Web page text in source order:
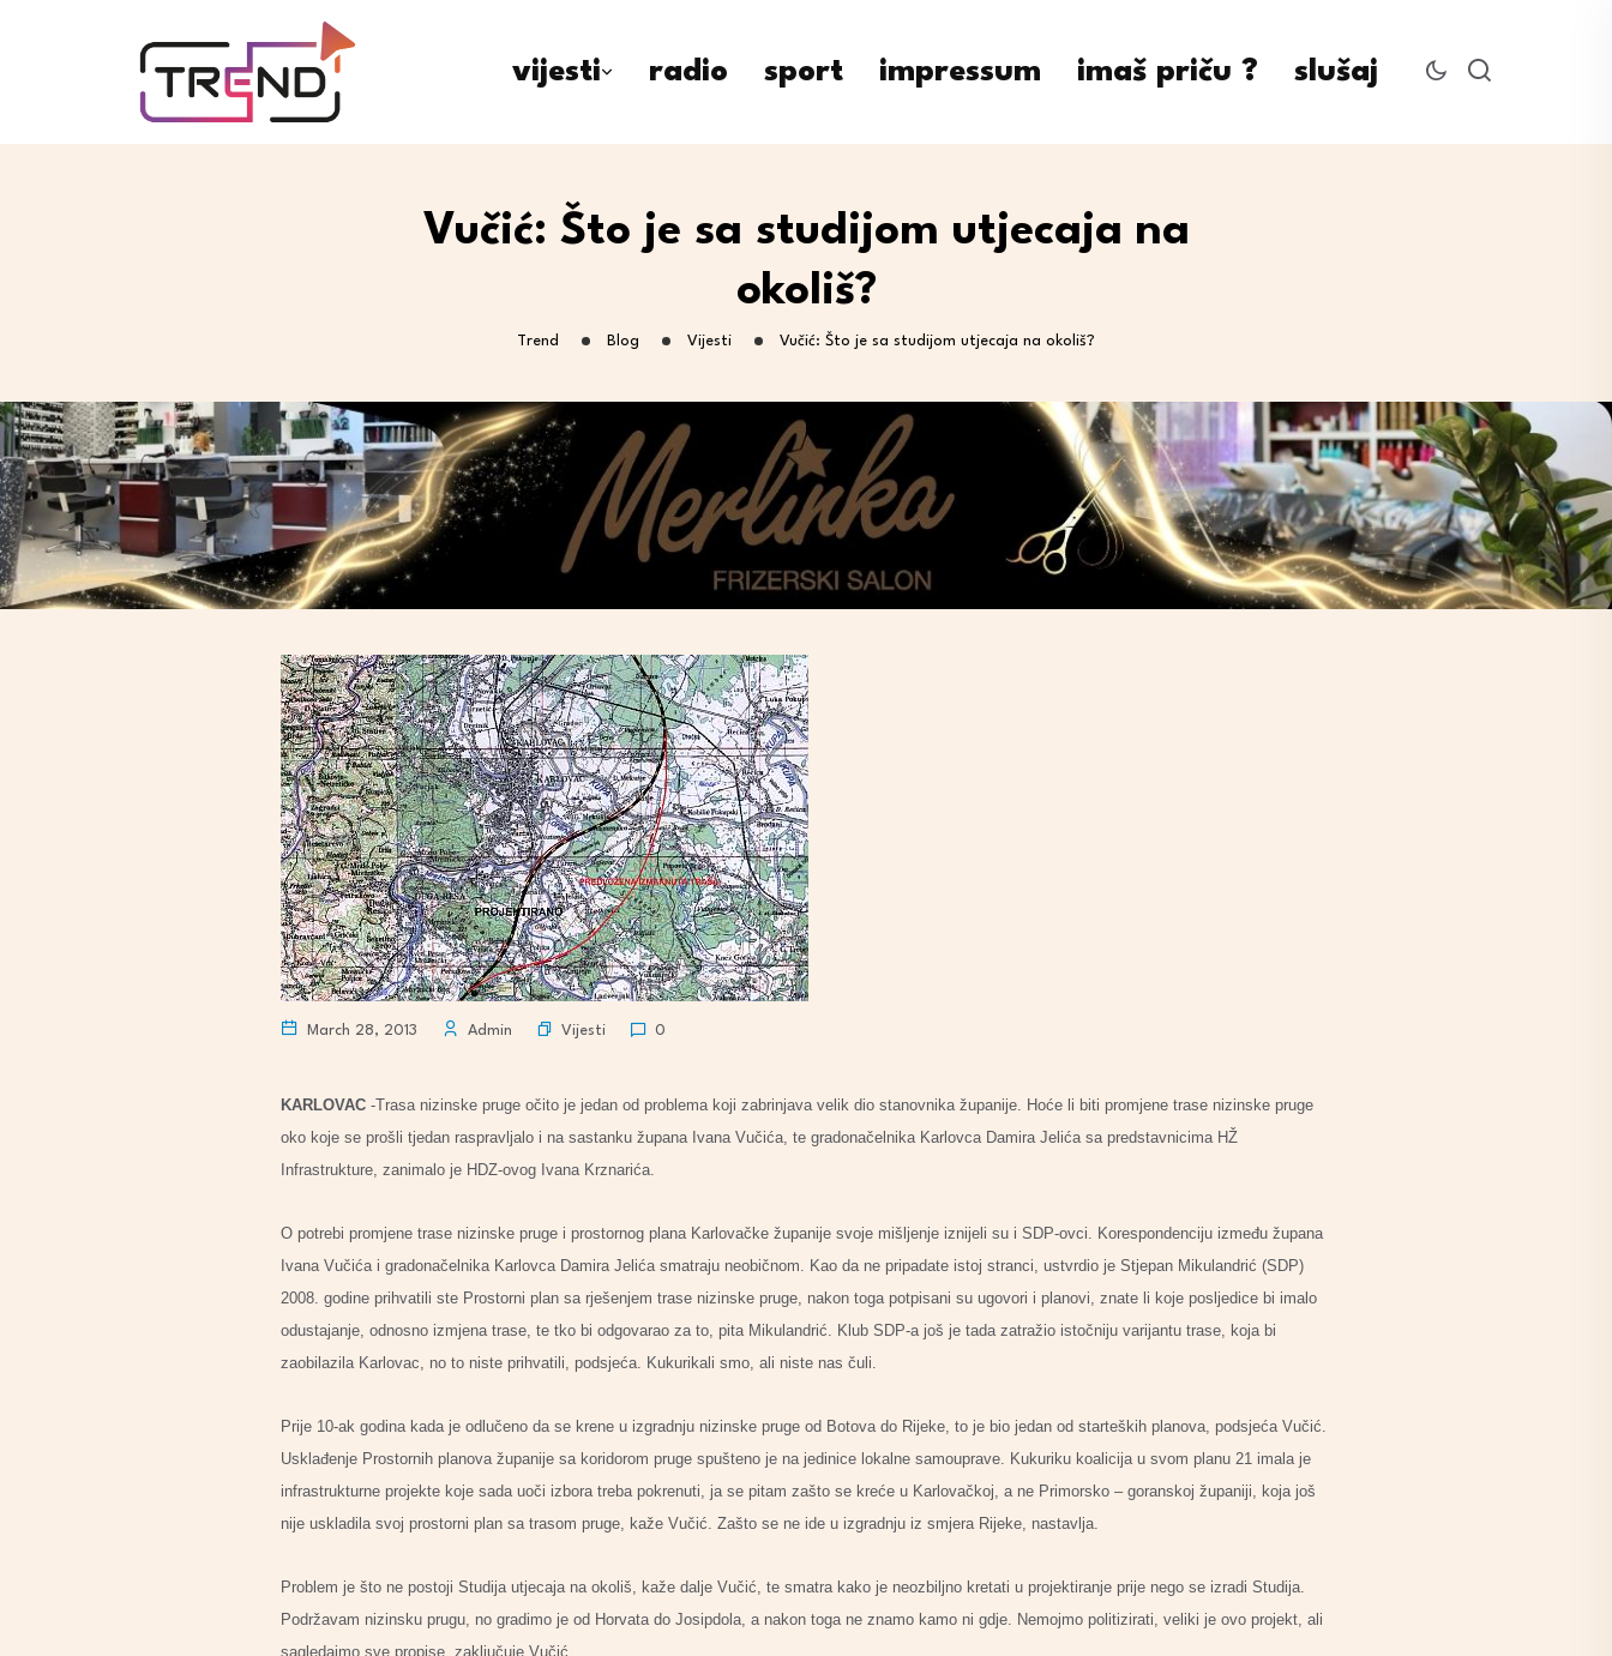
vijesti radio sport impressum imaš priču ? slušaj
Vučić: Što je sa studijom utjecaja na
okoliš?
Trend Blog Vijesti Vučić: Što je sa studijom utjecaja na okoliš?
March 28, 2013 Admin Vijesti 0
KARLOVAC -Trasa nizinske pruge očito je jedan od problema koji zabrinjava velik dio stanovnika županije. Hoće li biti promjene trase nizinske pruge
oko koje se prošli tjedan raspravljalo i na sastanku župana Ivana Vučića, te gradonačelnika Karlovca Damira Jelića sa predstavnicima HŽ
Infrastrukture, zanimalo je HDZ-ovog Ivana Krznarića.
O potrebi promjene trase nizinske pruge i prostornog plana Karlovačke županije svoje mišljenje iznijeli su i SDP-ovci. Korespondenciju između župana
Ivana Vučića i gradonačelnika Karlovca Damira Jelića smatraju neobičnom. Kao da ne pripadate istoj stranci, ustvrdio je Stjepan Mikulandrić (SDP)
2008. godine prihvatili ste Prostorni plan sa rješenjem trase nizinske pruge, nakon toga potpisani su ugovori i planovi, znate li koje posljedice bi imalo
odustajanje, odnosno izmjena trase, te tko bi odgovarao za to, pita Mikulandrić. Klub SDP-a još je tada zatražio istočniju varijantu trase, koja bi
zaobilazila Karlovac, no to niste prihvatili, podsjeća. Kukurikali smo, ali niste nas čuli.
Prije 10-ak godina kada je odlučeno da se krene u izgradnju nizinske pruge od Botova do Rijeke, to je bio jedan od starteških planova, podsjeća Vučić.
Usklađenje Prostornih planova županije sa koridorom pruge spušteno je na jedinice lokalne samouprave. Kukuriku koalicija u svom planu 21 imala je
infrastrukturne projekte koje sada uoči izbora treba pokrenuti, ja se pitam zašto se kreće u Karlovačkoj, a ne Primorsko – goranskoj županiji, koja još
nije uskladila svoj prostorni plan sa trasom pruge, kaže Vučić. Zašto se ne ide u izgradnju iz smjera Rijeke, nastavlja.
Problem je što ne postoji Studija utjecaja na okoliš, kaže dalje Vučić, te smatra kako je neozbiljno kretati u projektiranje prije nego se izradi Studija.
Podržavam nizinsku prugu, no gradimo je od Horvata do Josipdola, a nakon toga ne znamo kamo ni gdje. Nemojmo politizirati, veliki je ovo projekt, ali
sagledajmo sve propise, zaključuje Vučić.